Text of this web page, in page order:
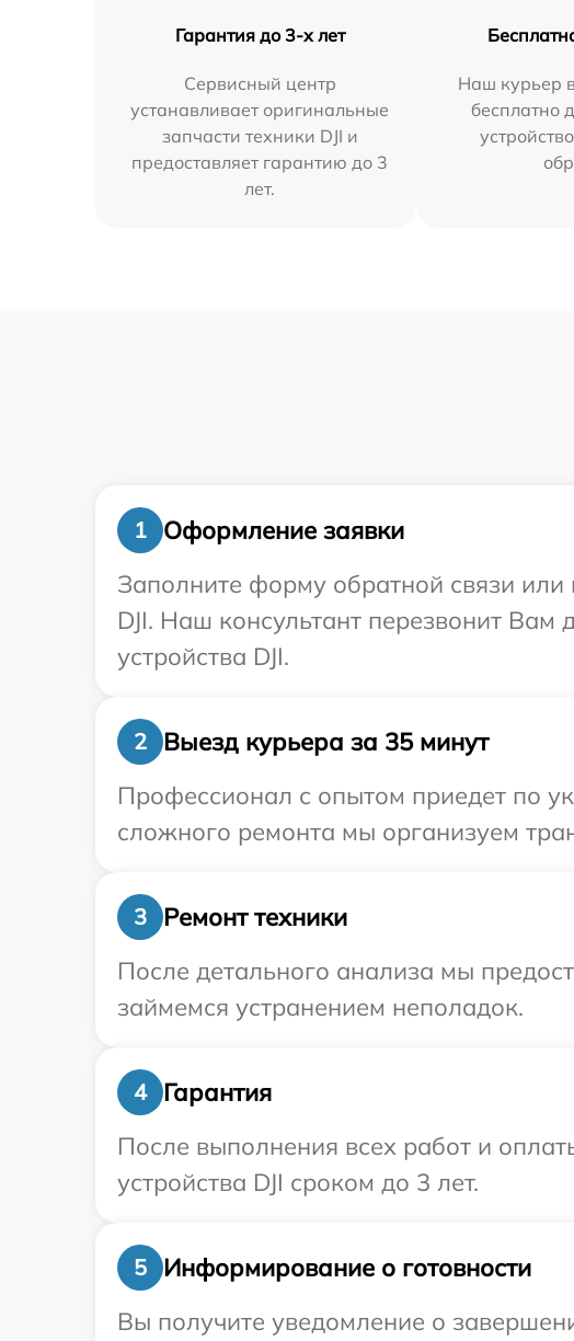
Гарантия до 3-х лет
Сервисный центр
устанавливает оригинальные
запчасти техники DJI и
предоставляет гарантию до 3
лет.
Наш курьер
бесплатно
1
Оформление заявки
Заполните форму обратной связи или
DJI. Наш консультант перезвонит
устройства DJI.
2
Выезд курьера за 35 минут
Профессионал с опытом приедет по
сложного ремонта мы организуем
3
Ремонт техники
После детального анализа мы
займемся устранением неполадок.
4
Гарантия
После выполнения всех работ и
устройства DJI сроком до 3 лет.
5
Информирование о готовности
Вы получите уведомление о